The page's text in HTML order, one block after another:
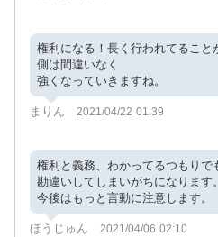
権利になる！長く行われてること
側は間違いなく
強くなっていきますね。
まりん 2021/04/22 01:39
権利と義務、わかってるつもりで
勘違いしてしまいがちになります。
今後はもっと言動に注意します。
ほうじゅん 2021/04/06 02:10